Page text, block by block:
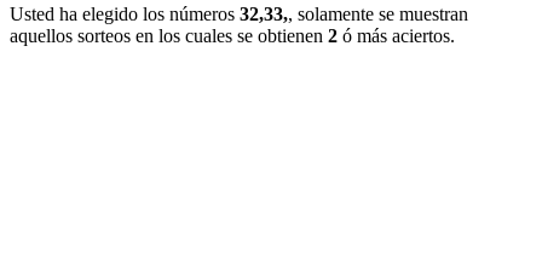
Usted ha elegido los números 32,33,, solamente se muestran
aquellos sorteos en los cuales se obtienen 2 ó más aciertos.